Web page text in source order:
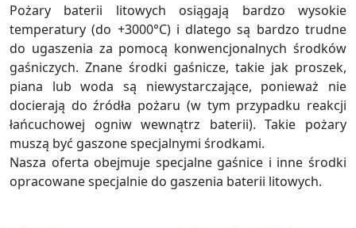
Pożary baterii litowych osiągają bardzo wysokie
temperatury (do +3000°C) i dlatego są bardzo trudne
do ugaszenia za pomocą konwencjonalnych środków
gaśniczych. Znane środki gaśnicze, takie jak proszek,
piana lub woda są niewystarczające, ponieważ nie
docierają do źródła pożaru (w tym przypadku reakcji
łańcuchowej ogniw wewnątrz baterii). Takie pożary
muszą być gaszone specjalnymi środkami.
Nasza oferta obejmuje specjalne gaśnice i inne środki
opracowane specjalnie do gaszenia baterii litowych.